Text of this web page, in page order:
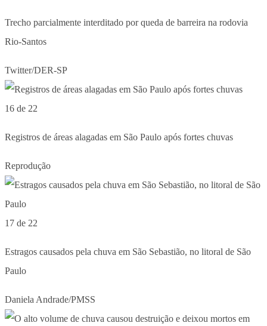
Trecho parcialmente interditado por queda de barreira na rodovia
Rio-Santos
Twitter/DER-SP
16 de 22
Registros de áreas alagadas em São Paulo após fortes chuvas
Reprodução
17 de 22
Estragos causados pela chuva em São Sebastião, no litoral de São
Paulo
Daniela Andrade/PMSS